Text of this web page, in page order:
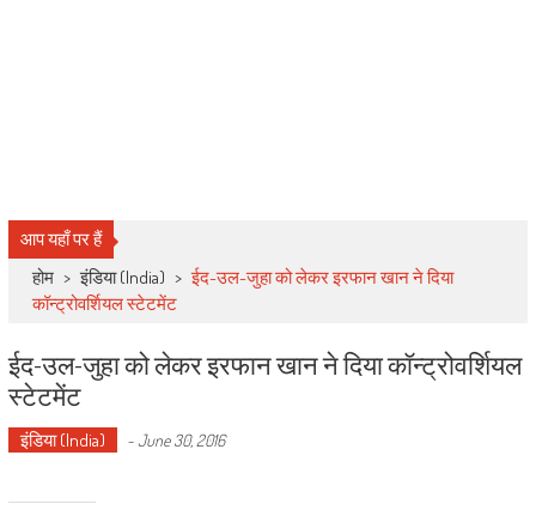
आप यहाँ पर हैं
होम > इंडिया (India) > ईद-उल-जुहा को लेकर इरफान खान ने दिया
कॉन्ट्रोवर्शियल स्टेटमेंट
ईद-उल-जुहा को लेकर इरफान खान ने दिया कॉन्ट्रोवर्शियल
स्टेटमेंट
इंडिया (India) -June 30, 2016